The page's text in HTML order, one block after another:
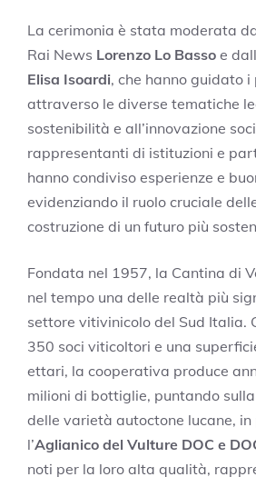
La cerimonia è stata moderata
Rai News Lorenzo Lo Basso e
Elisa Isoardi, che hanno guidato
attraverso le diverse tematiche
sostenibilità e all’innovazione
rappresentanti di istituzioni e
hanno condiviso esperienze e
evidenziando il ruolo cruciale
costruzione di un futuro più
Fondata nel 1957, la Cantina di
nel tempo una delle realtà più
settore vitivinicolo del Sud Italia.
350 soci viticoltori e una
ettari, la cooperativa produce
milioni di bottiglie, puntando
delle varietà autoctone lucane,
l’Aglianico del Vulture DOC e
noti per la loro alta qualità,